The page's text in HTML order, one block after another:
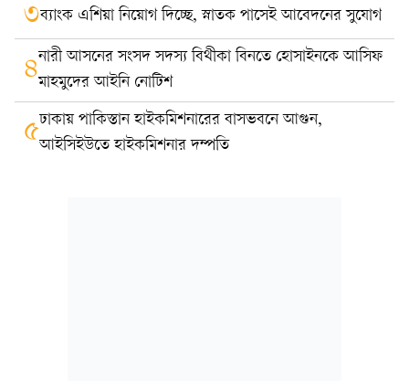
৩ব্যাংক এশিয়া নিয়োগ দিচ্ছে, স্নাতক পাসেই আবেদনের সুযোগ
৪নারী আসনের সংসদ সদস্য বিথীকা বিনতে হোসাইনকে আসিফ
মাহমুদের আইনি নোটিশ
৫ঢাকায় পাকিস্তান হাইকমিশনারের বাসভবনে আগুন,
আইসিইউতে হাইকমিশনার দম্পতি